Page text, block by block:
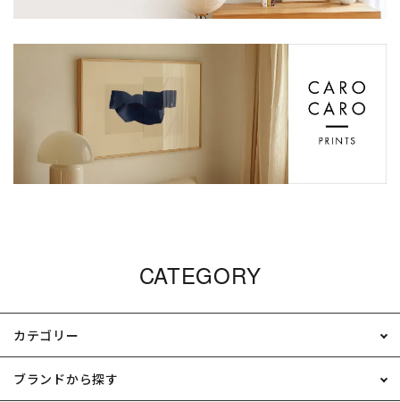
CATEGORY
カテゴリー
ブランドから探す